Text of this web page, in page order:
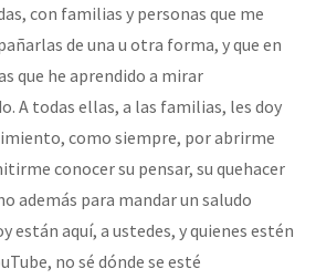
con familias y personas que me
de una u otra forma, y que en
que he aprendido a mirar
A todas ellas, a las familias, les doy
como siempre, por abrirme
conocer su pensar, su quehacer
además para mandar un saludo
están aquí, a ustedes, y quienes estén
no sé dónde se esté